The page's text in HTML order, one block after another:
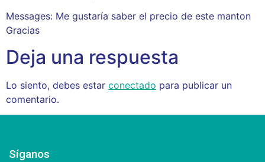
Messages: Me gustaría saber el precio de este manton
Gracias
Deja una respuesta
Lo siento, debes estar conectado para publicar un
comentario.
Síganos